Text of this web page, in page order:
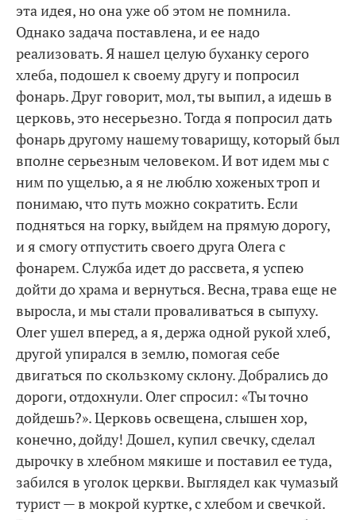
эта идея, но она уже об этом не помнила.
Однако задача поставлена, и ее надо
реализовать. Я нашел целую буханку серого
хлеба, подошел к своему другу и попросил
фонарь. Друг говорит, мол, ты выпил, а идешь в
церковь, это несерьезно. Тогда я попросил дать
фонарь другому нашему товарищу, который был
вполне серьезным человеком. И вот идем мы с
ним по ущелью, а я не люблю хоженых троп и
понимаю, что путь можно сократить. Если
подняться на горку, выйдем на прямую дорогу,
и я смогу отпустить своего друга Олега с
фонарем. Служба идет до рассвета, я успею
дойти до храма и вернуться. Весна, трава еще не
выросла, и мы стали проваливаться в сыпуху.
Олег ушел вперед, а я, держа одной рукой хлеб,
другой упирался в землю, помогая себе
двигаться по скользкому склону. Добрались до
дороги, отдохнули. Олег спросил: «Ты точно
дойдешь?». Церковь освещена, слышен хор,
конечно, дойду! Дошел, купил свечку, сделал
дырочку в хлебном мякише и поставил ее туда,
забился в уголок церкви. Выглядел как чумазый
турист — в мокрой куртке, с хлебом и свечкой.